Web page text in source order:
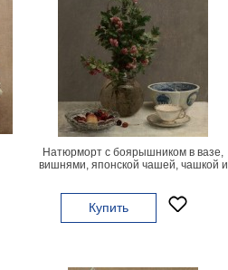
Натюрморт с боярышником в вазе,
вишнями, японской чашей, чашкой и
Купить